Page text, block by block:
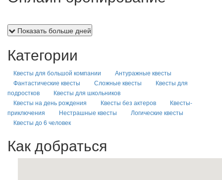
Показать больше дней
Категории
Квесты для большой компании
Антуражные квесты
Фантастические квесты
Сложные квесты
Квесты для
подростков
Квесты для школьников
Квесты на день рождения
Квесты без актеров
Квесты-
приключения
Нестрашные квесты
Логические квесты
Квесты до 6 человек
Как добраться